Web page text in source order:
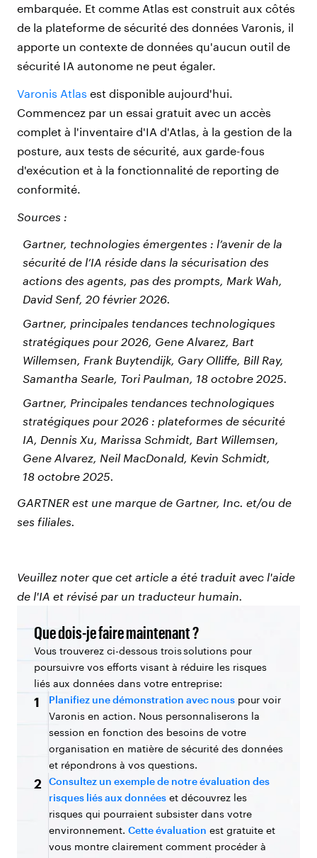
embarquée. Et comme Atlas est construit aux côtés
de la plateforme de sécurité des données Varonis, il
apporte un contexte de données qu'aucun outil de
sécurité IA autonome ne peut égaler.
Varonis Atlas est disponible aujourd'hui.
Commencez par un essai gratuit avec un accès
complet à l'inventaire d'IA d'Atlas, à la gestion de la
posture, aux tests de sécurité, aux garde-fous
d'exécution et à la fonctionnalité de reporting de
conformité.
Sources :
Gartner, technologies émergentes : l’avenir de la
sécurité de l’IA réside dans la sécurisation des
actions des agents, pas des prompts, Mark Wah,
David Senf, 20 février 2026.
Gartner, principales tendances technologiques
stratégiques pour 2026, Gene Alvarez, Bart
Willemsen, Frank Buytendijk, Gary Olliffe, Bill Ray,
Samantha Searle, Tori Paulman, 18 octobre 2025.
Gartner, Principales tendances technologiques
stratégiques pour 2026 : plateformes de sécurité
IA, Dennis Xu, Marissa Schmidt, Bart Willemsen,
Gene Alvarez, Neil MacDonald, Kevin Schmidt,
18 octobre 2025.
GARTNER est une marque de Gartner, Inc. et/ou de
ses filiales.
Veuillez noter que cet article a été traduit avec l'aide
de l'IA et révisé par un traducteur humain.
Que dois-je faire maintenant ?
Vous trouverez ci-dessous trois solutions pour
poursuivre vos efforts visant à réduire les risques
liés aux données dans votre entreprise:
1 Planifiez une démonstration avec nous pour voir
Varonis en action. Nous personnaliserons la
session en fonction des besoins de votre
organisation en matière de sécurité des données
et répondrons à vos questions.
2
Consultez un exemple de notre évaluation des
risques liés aux données et découvrez les
risques qui pourraient subsister dans votre
environnement. Cette évaluation est gratuite et
vous montre clairement comment procéder à